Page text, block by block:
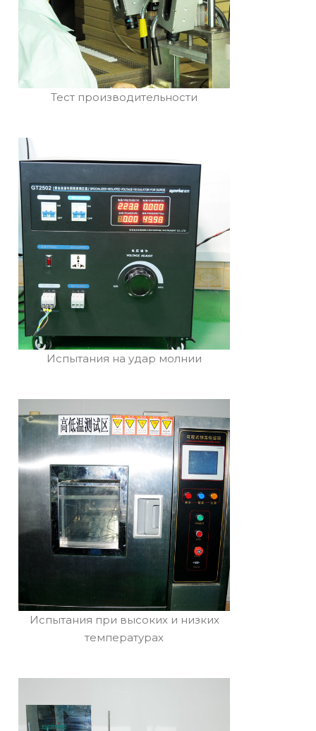
Тест производительности
Испытания на удар молнии
Испытания при высоких и низких
температурах